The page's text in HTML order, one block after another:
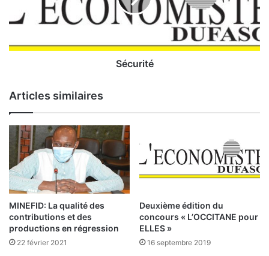
i
c
u
r
l
a
i
e
m
e
n
t
Sécurité
Articles similaires
MINEFID: La qualité des
contributions et des
productions en régression
22 février 2021
Deuxième édition du
concours « L’OCCITANE pour
ELLES »
16 septembre 2019